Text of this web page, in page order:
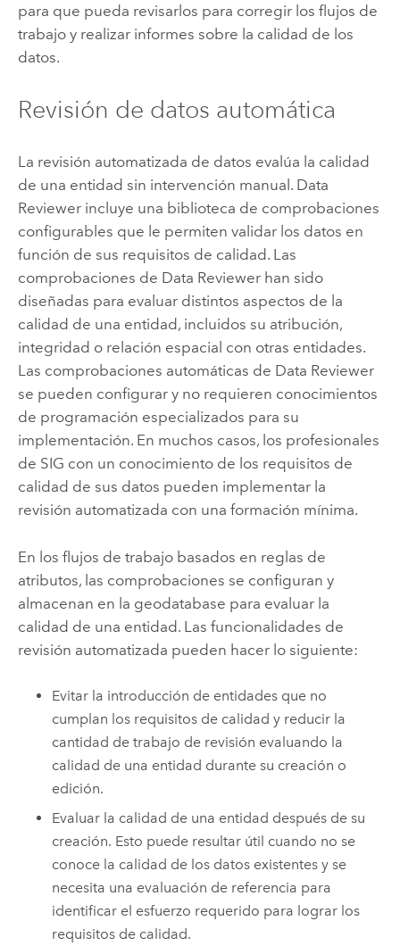
para que pueda revisarlos para corregir los flujos de
trabajo y realizar informes sobre la calidad de los
datos.
Revisión de datos automática
La revisión automatizada de datos evalúa la calidad
de una entidad sin intervención manual. Data
Reviewerincluye una biblioteca de comprobaciones
configurables que le permiten validar los datos en
función de sus requisitos de calidad. Las
comprobaciones de Data Reviewerhan sido
diseñadas para evaluar distintos aspectos de la
calidad de una entidad, incluidos su atribución,
integridad o relación espacial con otras entidades.
Las comprobaciones automáticas de Data Reviewer
se pueden configurar y no requieren conocimientos
de programación especializados para su
implementación. En muchos casos, los profesionales
de SIG con un conocimiento de los requisitos de
calidad de sus datos pueden implementar la
revisión automatizada con una formación mínima.
En los flujos de trabajo basados en reglas de
atributos, las comprobaciones se configuran y
almacenan en la geodatabase para evaluar la
calidad de una entidad. Las funcionalidades de
revisión automatizada pueden hacer lo siguiente:
Evitar la introducción de entidades que no
cumplan los requisitos de calidad y reducir la
cantidad de trabajo de revisión evaluando la
calidad de una entidad durante su creación o
edición.
Evaluar la calidad de una entidad después de su
creación. Esto puede resultar útil cuando no se
conoce la calidad de los datos existentes y se
necesita una evaluación de referencia para
identificar el esfuerzo requerido para lograr los
requisitos de calidad.